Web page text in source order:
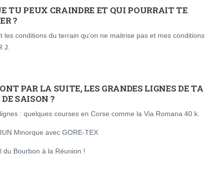
TU PEUX CRAINDRE ET QUI POURRAIT TE
?
les conditions du terrain qu’on ne maitrise pas et mes conditions
J.
PAR LA SUITE, LES GRANDES LIGNES DE TA
SAISON ?
: quelques courses en Corse comme la Via Romana 40 k.
Minorque avec GORE-TEX
du Bourbon à la Réunion !